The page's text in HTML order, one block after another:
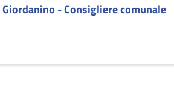
Giordanino - Consigliere comunale